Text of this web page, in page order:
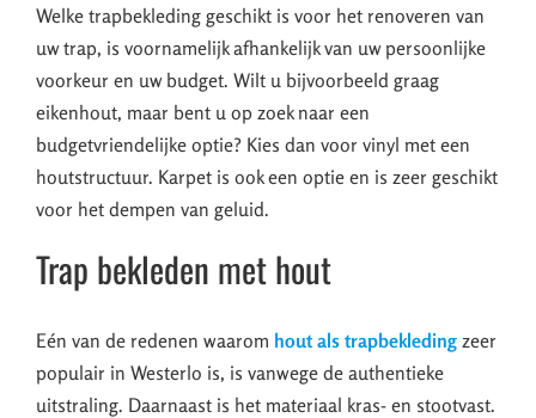
Welke trapbekleding geschikt is voor het renoveren van
uw trap, is voornamelijk afhankelijk van uw persoonlijke
voorkeur en uw budget. Wilt u bijvoorbeeld graag
eikenhout, maar bent u op zoek naar een
budgetvriendelijke optie? Kies dan voor vinyl met een
houtstructuur. Karpet is ook een optie en is zeer geschikt
voor het dempen van geluid.
Trap bekleden met hout
Eén van de redenen waarom hout als trapbekleding zeer
populair in Westerlo is, is vanwege de authentieke
uitstraling. Daarnaast is het materiaal kras- en stootvast.